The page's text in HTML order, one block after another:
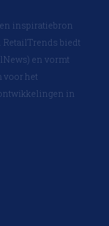
inspiratiebron
biedt
en vormt
voor het
in